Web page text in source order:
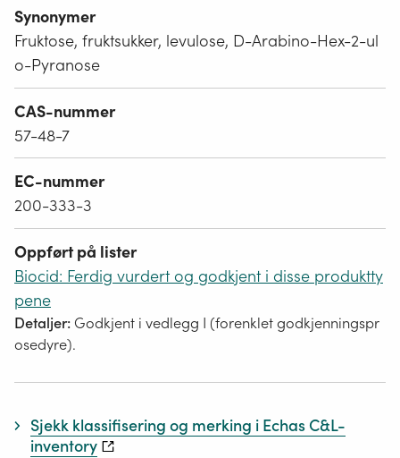
Synonymer
Fruktose, fruktsukker, levulose, D-Arabino-Hex-2-ul
o-Pyranose
CAS-nummer
57-48-7
EC-nummer
200-333-3
Oppført på lister
Biocid: Ferdig vurdert og godkjent i disse produktty
pene
Detaljer: Godkjent i vedlegg I (forenklet godkjenningspr
osedyre).
Sjekk klassifisering og merking i Echas C&L-
inventory